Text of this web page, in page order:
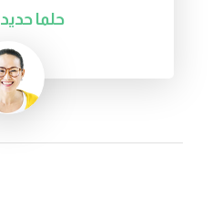
حلما حدید